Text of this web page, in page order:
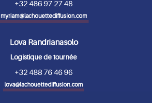
+32 486 97 27 48
myriam@lachouettediffusion.com
Lova Randrianasolo
Logistique de tournée
+32 488 76 46 96
lova@lachouettediffusion.com